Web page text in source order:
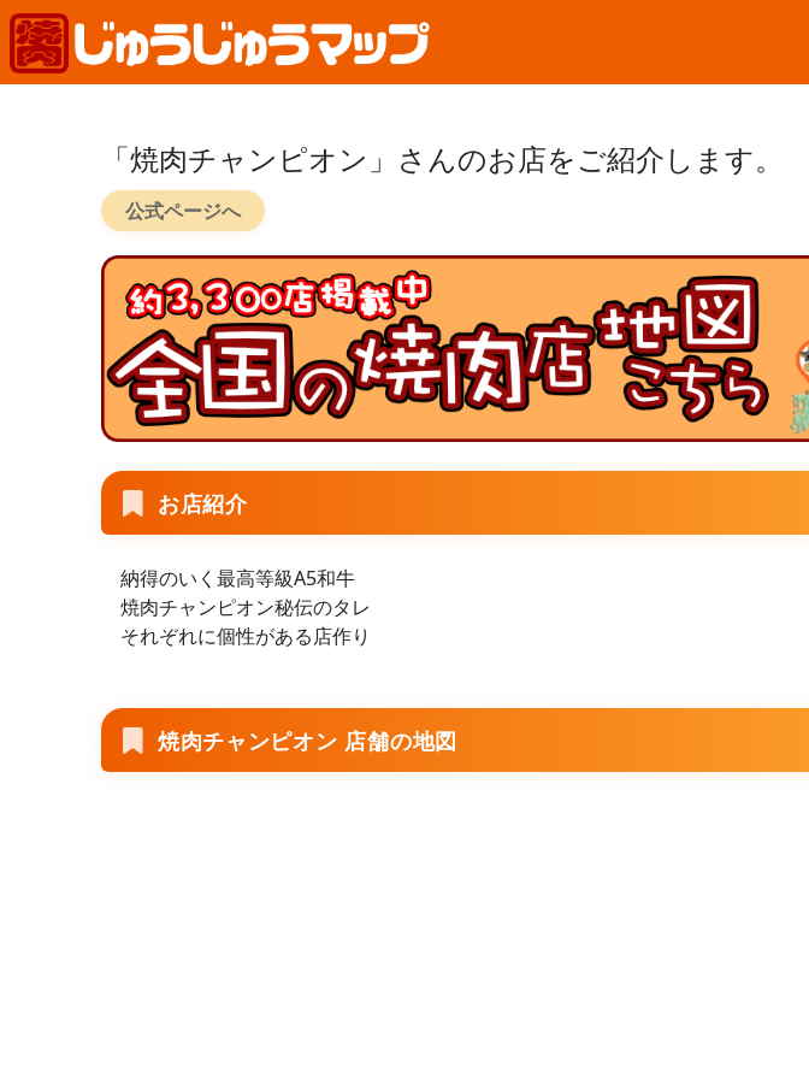
「焼肉チャンピオン」さんのお店をご紹介します。
公式ページへ
お店紹介
納得のいく最高等級A5和牛
焼肉チャンピオン秘伝のタレ
それぞれに個性がある店作り
焼肉チャンピオン 店舗の地図